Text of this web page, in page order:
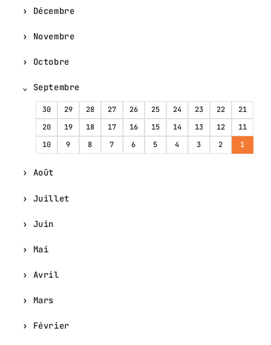
Décembre
Novembre
Octobre
Septembre
30 29 28 27 26 25 24 23 22
21
20
19 18 17 16 15 14 13 12
11
10
9 8 7 6 5 4 3 2 1
Août
Juillet
Juin
Mai
Avril
Mars
Février